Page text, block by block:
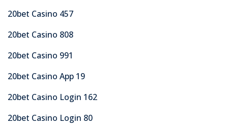
20bet Casino 457
20bet Casino 808
20bet Casino 991
20bet Casino App 19
20bet Casino Login 162
20bet Casino Login 80